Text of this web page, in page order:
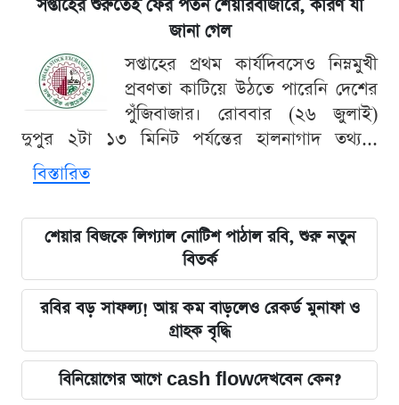
সপ্তাহের শুরুতেই ফের পতন শেয়ারবাজারে, কারণ যা
জানা গেল
সপ্তাহের প্রথম কার্যদিবসেও নিম্নমুখী
প্রবণতা কাটিয়ে উঠতে পারেনি দেশের
পুঁজিবাজার। রোববার (২৬ জুলাই)
দুপুর ২টা ১৩ মিনিট পর্যন্তের হালনাগাদ তথ্য...
বিস্তারিত
শেয়ার বিজকে লিগ্যাল নোটিশ পাঠাল রবি, শুরু নতুন
বিতর্ক
রবির বড় সাফল্য! আয় কম বাড়লেও রেকর্ড মুনাফা ও
গ্রাহক বৃদ্ধি
বিনিয়োগের আগে cash flowদেখবেন কেন?